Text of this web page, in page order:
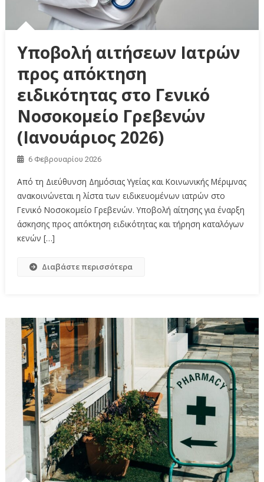
Υποβολή αιτήσεων Ιατρών
προς απόκτηση
ειδικότητας στο Γενικό
Νοσοκομείο Γρεβενών
(Ιανουάριος 2026)
6 Φεβρουαρίου 2026
Από τη Διεύθυνση Δημόσιας Υγείας και Κοινωνικής Μέριμνας
ανακοινώνεται η λίστα των ειδικευομένων ιατρών στο
Γενικό Νοσοκομείο Γρεβενών. Υποβολή αίτησης για έναρξη
άσκησης προς απόκτηση ειδικότητας και τήρηση καταλόγων
κενών […]
Διαβάστε περισσότερα